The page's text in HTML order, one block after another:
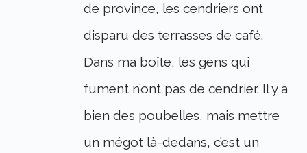
de province, les cendriers ont
disparu des terrasses de café.
Dans ma boîte, les gens qui
fument n’ont pas de cendrier. Il y a
bien des poubelles, mais mettre
un mégot là-dedans, c’est un